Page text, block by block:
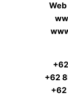
+62